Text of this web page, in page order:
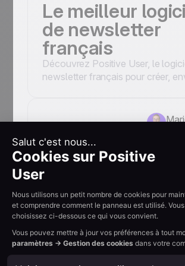
Le meilleur
de newsletter
français
Découvrez Positive User, le
newsletter français pour créer,
Positive User face
aux solutions
vraiment la
différence
Positive User ou une solution
Découvrez ce qui distingue
plateforme d'email marketing haut